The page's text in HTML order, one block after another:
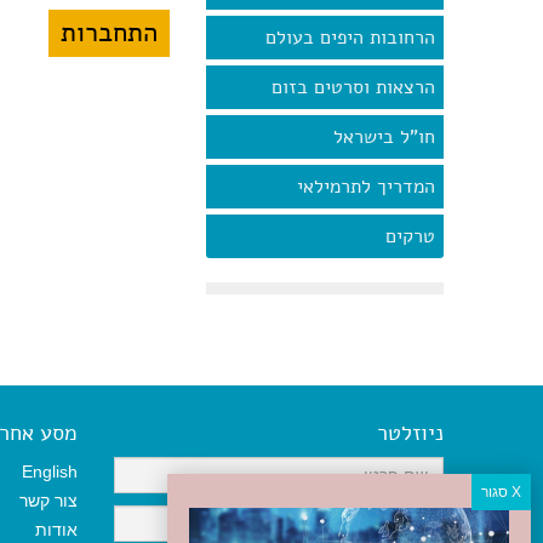
הרחובות היפים בעולם
הרצאות וסרטים בזום
חו"ל בישראל
המדריך לתרמילאי
טרקים
ניוזלטר מסע אחר
English
צור קשר
אודות